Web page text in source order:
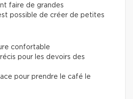
faire de grandes
possible de créer de petites
confortable
pour les devoirs des
pour prendre le café le